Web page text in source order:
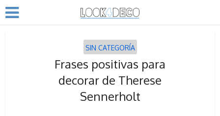
SIN CATEGORÍA
Frases positivas para
decorar de Therese
Sennerholt